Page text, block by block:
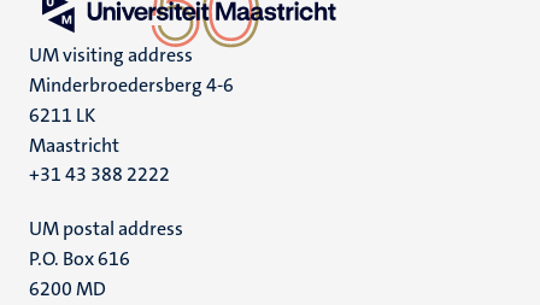
UM visiting address
Minderbroedersberg 4-6
6211 LK
Maastricht
+31 43 388 2222
UM postal address
P.O. Box 616
6200 MD